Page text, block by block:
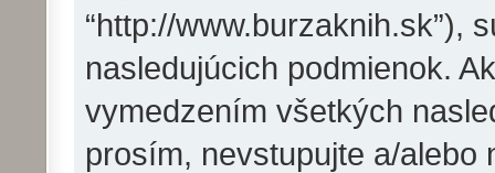
“http://www.burzaknih.sk”),
nasledujúcich podmienok.
vymedzením všetkých
prosím, nevstupujte a/alebo